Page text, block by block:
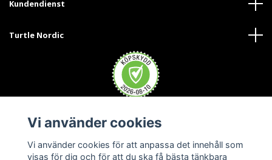
Kundendienst
Turtle Nordic
Vi använder cookies
Vi använder cookies för att anpassa det innehåll som
visas för dig och för att du ska få bästa tänkbara